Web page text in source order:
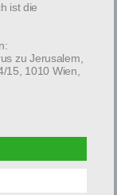
ist die
zu Jerusalem,
1010 Wien,
Hilfe des
Sie richten
unsere
Cookies
können Sie